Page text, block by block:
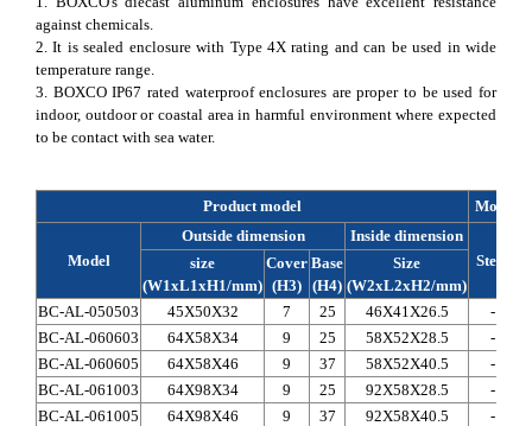
against chemicals.
2. It is sealed enclosure with Type 4X rating and can be used in wide
temperature range.
3. BOXCO IP67 rated waterproof enclosures are proper to be used for
indoor, outdoor or coastal area in harmful environment where expected
to be contact with sea water.
Product model
Model
Outside dimension
Inside dimension
Steel
size
(W1xL1xH1/mm)
Cover
(H3)
Base
(H4)
Size
(W2xL2xH2/mm)
BC-AL-050503
45X50X32 7 25 46X41X26.5
-
BC-AL-060603
64X58X34 9 25 58X52X28.5
-
BC-AL-060605
64X58X46 9 37 58X52X40.5
-
BC-AL-061003
64X98X34 9 25 92X58X28.5
-
BC-AL-061005
64X98X46 9 37 92X58X40.5
-